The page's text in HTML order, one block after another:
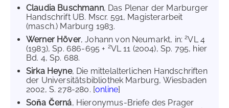
Claudia Buschmann, Das Plenar der Marburger
Handschrift UB. Mscr. 591, Magisterarbeit
(masch.) Marburg 1983.
Werner Höver, Johann von Neumarkt, in:2VL 4
(1983), Sp. 686-695 + 2VL 11 (2004), Sp. 795, hier
Bd. 4, Sp. 688.
Sirka Heyne, Die mittelalterlichen Handschriften
der Universitätsbibliothek Marburg, Wiesbaden
2002, S. 278-280. [online]
Soňa Černá, Hieronymus-Briefe des Prager